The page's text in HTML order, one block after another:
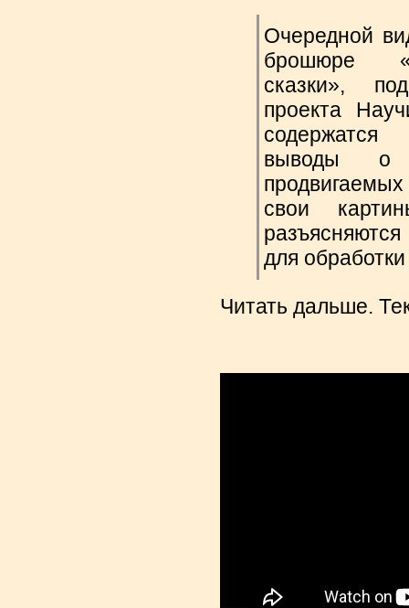
Очередной
брошюре
сказки»,
проекта
выводы о
свои
для
Читать дальше.